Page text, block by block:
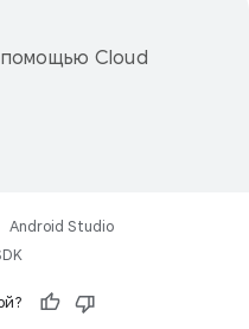
помощью Cloud
Android Studio